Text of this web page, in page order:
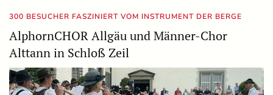
300 BESUCHER FASZINIERT VOM INSTRUMENT DER BERGE
AlphornCHOR Allgäu und Männer-Chor
Alttann in Schloß Zeil